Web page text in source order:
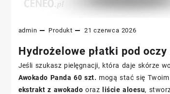
admin Produkt 21 czerwca 2026
Hydrożelowe płatki pod
Jeśli szukasz pielęgnacji, która daje skórze
Awokado Panda 60 szt. mogą stać się
ekstrakt z awokado oraz liście aloesu,